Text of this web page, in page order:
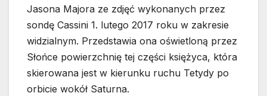
Jasona Majora ze zdjęć wykonanych przez
sondę Cassini 1. lutego 2017 roku w zakresie
widzialnym. Przedstawia ona oświetloną przez
Słońce powierzchnię tej części księżyca, która
skierowana jest w kierunku ruchu Tetydy po
orbicie wokół Saturna.